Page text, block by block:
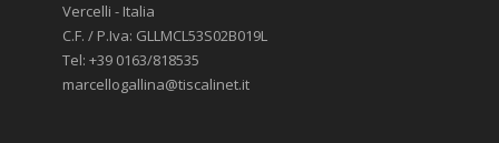
Vercelli - Italia
C.F. / P.Iva: GLLMCL53S02B019L
Tel: +39 0163/818535
marcellogallina@tiscalinet.it